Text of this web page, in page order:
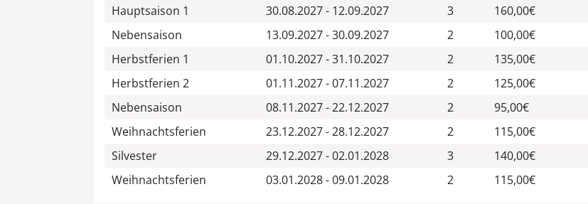
Hauptsaison 1
30.08.2027 - 12.09.2027 3 160,00€
Nebensaison
13.09.2027 - 30.09.2027 2 100,00€
Herbstferien 1
01.10.2027 - 31.10.2027 2 135,00€
Herbstferien 2
01.11.2027 - 07.11.2027 2 125,00€
Nebensaison
08.11.2027 - 22.12.2027 2 95,00€
Weihnachtsferien
23.12.2027 - 28.12.2027 2 115,00€
Silvester
29.12.2027 - 02.01.2028 3 140,00€
Weihnachtsferien
03.01.2028 - 09.01.2028 2 115,00€